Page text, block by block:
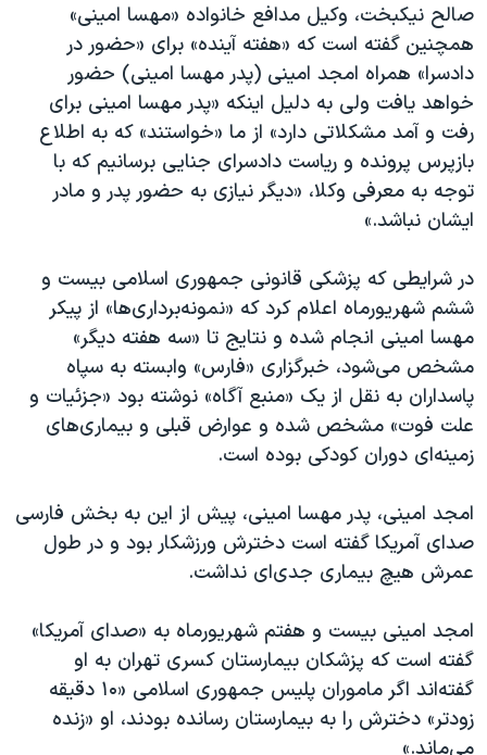
صالح نیکبخت، وکیل مدافع خانواده «مهسا امینی»
همچنین گفته است که «هفته آینده» برای «حضور در
دادسرا» همراه امجد امینی (پدر مهسا امینی) حضور
خواهد یافت ولی به دلیل اینکه «پدر مهسا امینی برای
رفت و آمد مشکلاتی دارد» از ما «خواستند» که به اطلاع
بازپرس پرونده و ریاست دادسرای جنایی برسانیم که با
توجه به معرفی وکلا، «دیگر نیازی به حضور پدر و مادر
ایشان نباشد.»
در شرایطی که پزشکی قانونی جمهوری اسلامی بیست و
ششم شهریورماه اعلام کرد که «نمونه‌برداری‌ها» از پیکر
مهسا امینی انجام شده و نتایج تا «سه هفته دیگر»
مشخص می‌شود، خبرگزاری «فارس» وابسته به سپاه
پاسداران به نقل از یک «منبع آگاه» نوشته بود «جزئیات و
علت فوت» مشخص شده و عوارض قبلی و بیماری‌های
زمینه‌ای دوران کودکی بوده است.
امجد امینی، پدر مهسا امینی، پیش از این به بخش فارسی
صدای آمریکا گفته است دخترش ورزشکار بود و در طول
عمرش هیچ بیماری جدی‌ای نداشت.
امجد امینی بیست و هفتم شهریورماه به «صدای آمریکا»
گفته است که پزشکان بیمارستان کسری تهران به او
گفته‌اند اگر ماموران پلیس جمهوری اسلامی «۱۰ دقیقه
زودتر» دخترش را به بیمارستان رسانده بودند، او «زنده